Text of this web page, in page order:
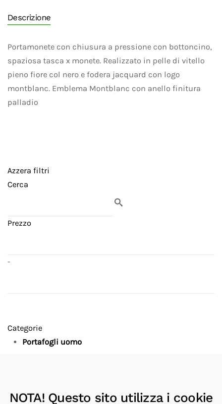
Descrizione
Portamonete con chiusura a pressione con bottoncino,
spaziosa tasca x monete. Realizzato in pelle di vitello
pieno fiore col nero e fodera jacquard con logo
montblanc. Emblema Montblanc con anello finitura
palladio
Azzera filtri
Cerca
Prezzo
-
Categorie
Portafogli uomo
NAVA 1
NOTA! Questo sito utilizza i cookie